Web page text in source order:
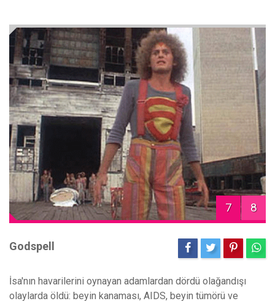
7 8
Godspell
İsa'nın havarilerini oynayan adamlardan dördü olağandışı
olaylarda öldü: beyin kanaması, AIDS, beyin tümörü ve